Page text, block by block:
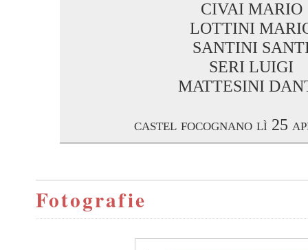
CIVAI MARIO
LOTTINI
SANTINI
SERI LUIGI
MATTESINI
castel focognano lì 25
Fotografie